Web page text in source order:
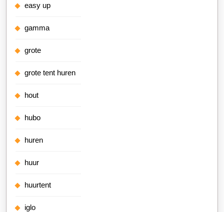
easy up
gamma
grote
grote tent huren
hout
hubo
huren
huur
huurtent
iglo